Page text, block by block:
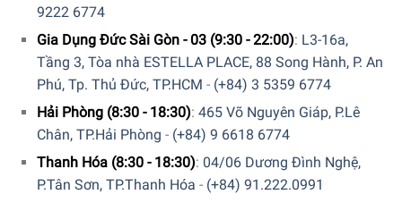
9222 6774
Gia Dụng Đức Sài Gòn - 03 (9:30 - 22:00): L3-16a,
Tầng 3, Tòa nhà ESTELLA PLACE, 88 Song Hành, P. An
Phú, Tp. Thủ Đức, TP.HCM - (+84) 3 5359 6774
Hải Phòng (8:30 - 18:30): 465 Võ Nguyên Giáp, P.Lê
Chân, TP.Hải Phòng - (+84) 9 6618 6774
Thanh Hóa (8:30 - 18:30): 04/06 Dương Đình Nghệ,
P.Tân Sơn, TP.Thanh Hóa - (+84) 91.222.0991